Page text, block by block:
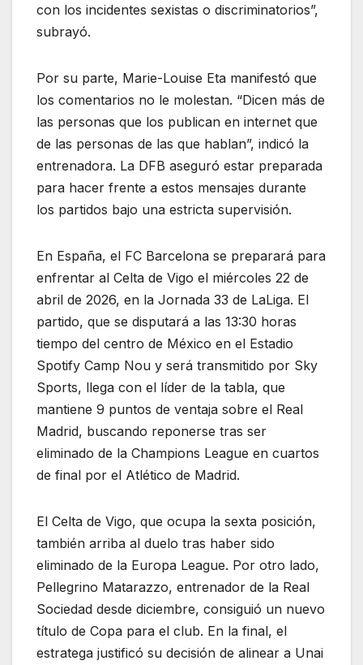
con los incidentes sexistas o discriminatorios”,
subrayó.
Por su parte, Marie-Louise Eta manifestó que
los comentarios no le molestan. “Dicen más de
las personas que los publican en internet que
de las personas de las que hablan”, indicó la
entrenadora. La DFB aseguró estar preparada
para hacer frente a estos mensajes durante
los partidos bajo una estricta supervisión.
En España, el FC Barcelona se preparará para
enfrentar al Celta de Vigo el miércoles 22 de
abril de 2026, en la Jornada 33 de LaLiga. El
partido, que se disputará a las 13:30 horas
tiempo del centro de México en el Estadio
Spotify Camp Nou y será transmitido por Sky
Sports, llega con el líder de la tabla, que
mantiene 9 puntos de ventaja sobre el Real
Madrid, buscando reponerse tras ser
eliminado de la Champions League en cuartos
de final por el Atlético de Madrid.
El Celta de Vigo, que ocupa la sexta posición,
también arriba al duelo tras haber sido
eliminado de la Europa League. Por otro lado,
Pellegrino Matarazzo, entrenador de la Real
Sociedad desde diciembre, consiguió un nuevo
título de Copa para el club. En la final, el
estratega justificó su decisión de alinear a Unai